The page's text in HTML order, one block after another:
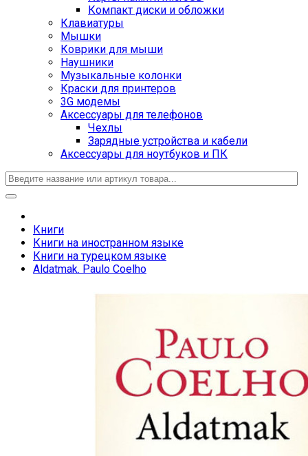
Компакт диски и обложки
Клавиатуры
Мышки
Коврики для мыши
Наушники
Музыкальные колонки
Краски для принтеров
3G модемы
Аксессуары для телефонов
Чехлы
Зарядные устройства и кабели
Аксессуары для ноутбуков и ПК
Книги
Книги на иностранном языке
Книги на турецком языке
Aldatmak. Paulo Coelho